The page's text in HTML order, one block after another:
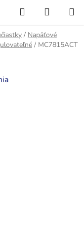
Hľadať
KOŠÍK
/ Napäťové
/ MC7815ACT